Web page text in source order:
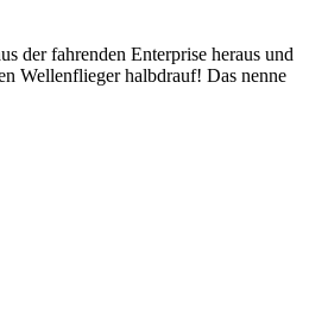
der fahrenden Enterprise heraus und
Wellenflieger halbdrauf! Das nenne